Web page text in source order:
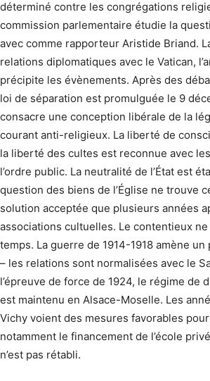
déterminé contre les congrégations
commission parlementaire étudie la
avec comme rapporteur Aristide Briand.
relations diplomatiques avec le Vatican,
précipite les évènements. Après des
loi de séparation est promulguée le 9
consacre une conception libérale de la
courant anti-religieux. La liberté de
la liberté des cultes est reconnue avec
l’ordre public. La neutralité de l’État est
question des biens de l’Église ne trouve
solution acceptée que plusieurs années
associations cultuelles. Le contentieux ne
temps. La guerre de 1914-1918 amène
– les relations sont normalisées avec le
l’épreuve de force de 1924, le régime de
est maintenu en Alsace-Moselle. Les
Vichy voient des mesures favorables
notamment le financement de l’école
n’est pas rétabli.